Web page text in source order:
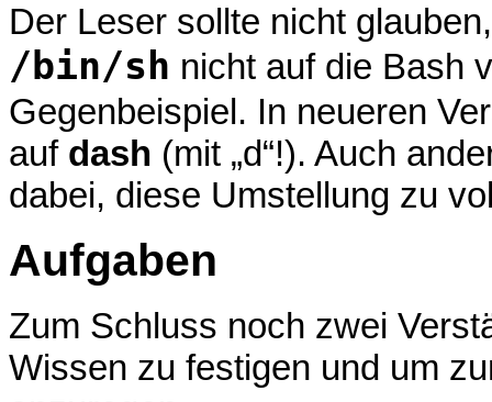
Der Leser sollte nicht
/bin/sh nicht auf die Bash
Gegenbeispiel. In neueren
auf dash (mit „d“!). Auch
dabei, diese Umstellung zu
Aufgaben
Zum Schluss noch zwei
Wissen zu festigen und um